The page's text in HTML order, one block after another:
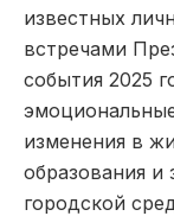
известных
встречами
события 2025
изменения в
образования и
городской